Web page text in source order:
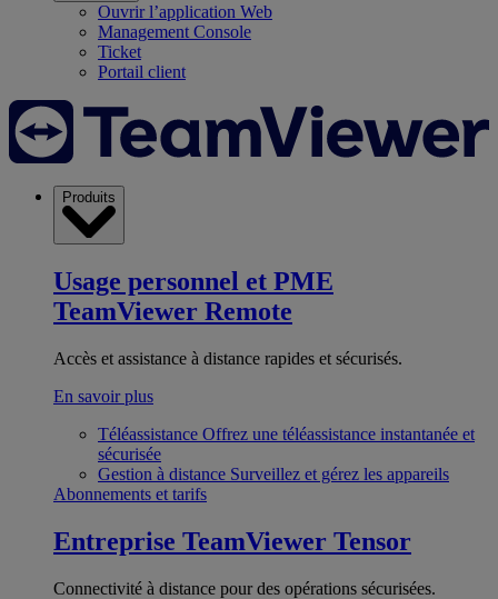
Ouvrir l’application Web
Management Console
Ticket
Portail client
Produits
Usage personnel et PME
TeamViewer Remote
Accès et assistance à distance rapides et sécurisés.
En savoir plus
Téléassistance Offrez une téléassistance instantanée et
sécurisée
Gestion à distance Surveillez et gérez les appareils
Abonnements et tarifs
Entreprise TeamViewer Tensor
Connectivité à distance pour des opérations sécurisées.